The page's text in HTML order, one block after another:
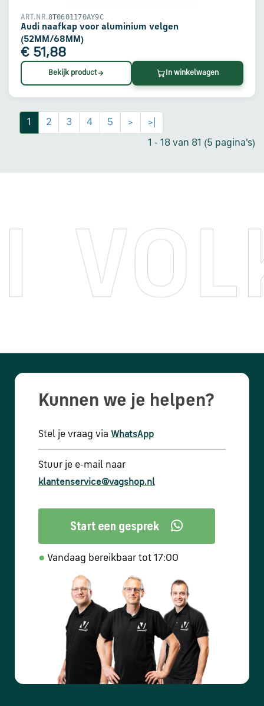
ART.NR.8T0601170AY9C
Audi naafkap voor aluminium velgen
(52MM/68MM)
€ 51,88
Bekijk product In winkelwagen
1 2 3 4 5 > >|
1 - 18 van 81 (5 pagina's)
Kunnen we je helpen?
Stel je vraag via WhatsApp
Stuur je e-mail naar
klantenservice@vagshop.nl
● Vandaag bereikbaar tot 17:00